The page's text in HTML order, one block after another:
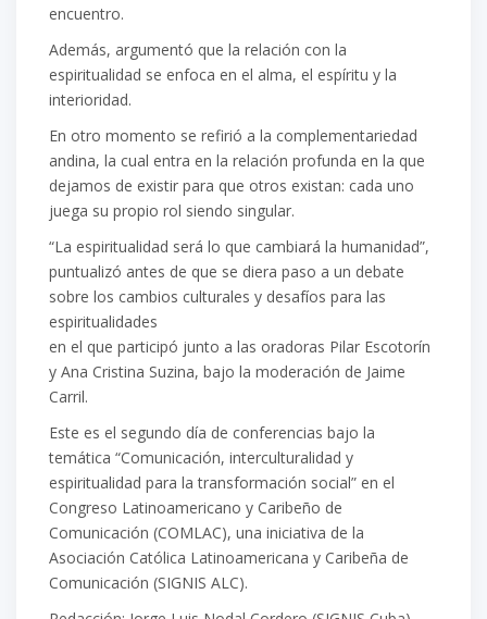
encuentro.
Además, argumentó que la relación con la
espiritualidad se enfoca en el alma, el espíritu y la
interioridad.
En otro momento se refirió a la complementariedad
andina, la cual entra en la relación profunda en la que
dejamos de existir para que otros existan: cada uno
juega su propio rol siendo singular.
“La espiritualidad será lo que cambiará la humanidad”,
puntualizó antes de que se diera paso a un debate
sobre los cambios culturales y desafíos para las
espiritualidades
en el que participó junto a las oradoras Pilar Escotorín
y Ana Cristina Suzina, bajo la moderación de Jaime
Carril.
Este es el segundo día de conferencias bajo la
temática “Comunicación, interculturalidad y
espiritualidad para la transformación social” en el
Congreso Latinoamericano y Caribeño de
Comunicación (COMLAC), una iniciativa de la
Asociación Católica Latinoamericana y Caribeña de
Comunicación (SIGNIS ALC).